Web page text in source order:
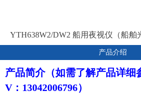
YTH638W2/DW2 船用夜视仪（船舶
产品介绍
产品简介（如需了解产品详细
V： 13042006796）